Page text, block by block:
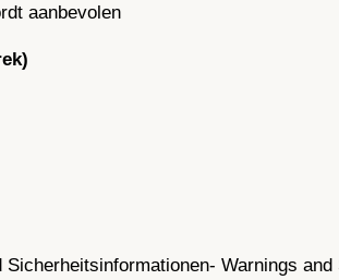
aanbevolen
Sicherheitsinformationen- Warnings